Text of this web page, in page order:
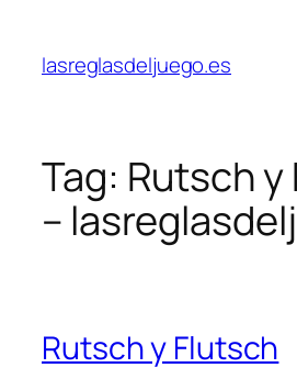
content
lasreglasdeljuego.es
Tag: Rutsch y
–
Rutsch y Flutsch